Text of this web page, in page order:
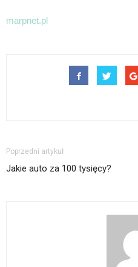
marpnet.pl
Poprzedni artykuł
Jakie auto za 100 tysięcy?